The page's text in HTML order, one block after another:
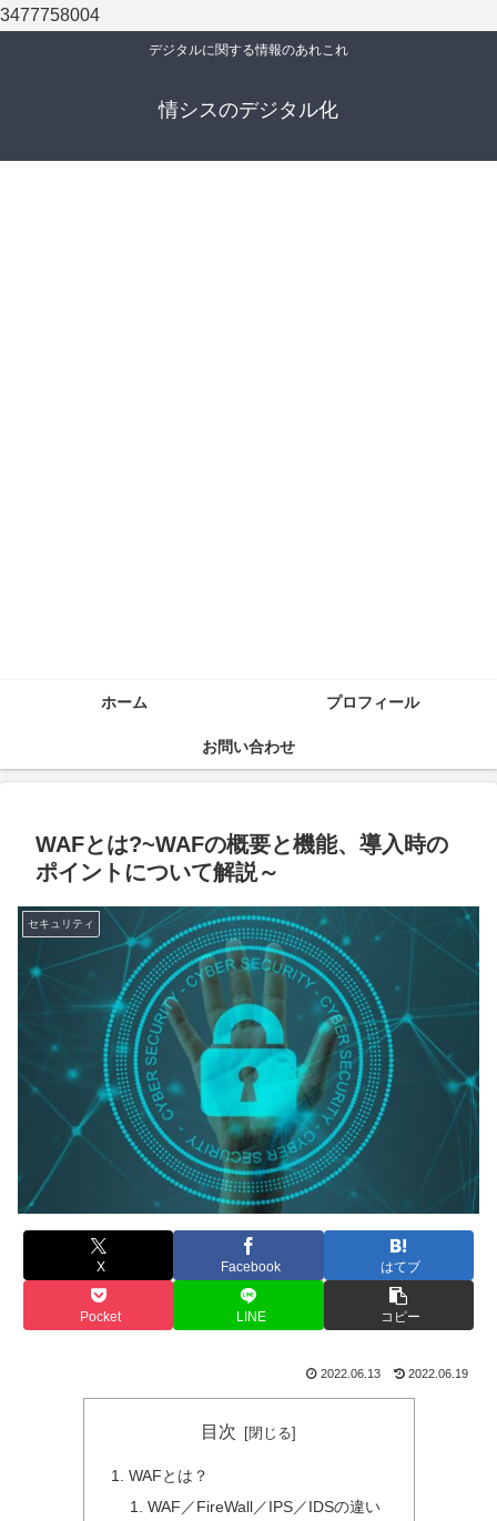
3477758004
デジタルに関する情報のあれこれ
情シスのデジタル化
ホーム プロフィール
お問い合わせ
WAFとは?~WAFの概要と機能、導入時の
ポイントについて解説～
セキュリティ
X Facebook はてブ
Pocket LINE コピー
2022.06.13 2022.06.19
目次
WAFとは？
WAF／FireWall／IPS／IDSの違い